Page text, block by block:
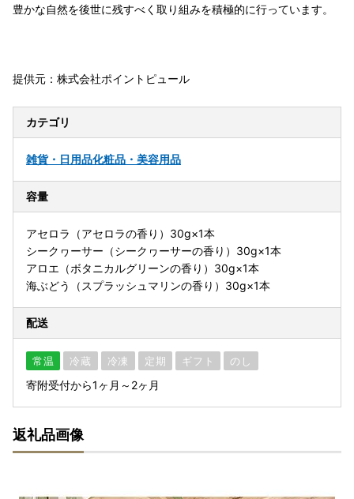
豊かな自然を後世に残すべく取り組みを積極的に行っています。
提供元：株式会社ポイントピュール
カテゴリ
雑貨・日用品化粧品・美容用品
容量
アセロラ（アセロラの香り）30g×1本
シークヮーサー（シークヮーサーの香り）30g×1本
アロエ（ボタニカルグリーンの香り）30g×1本
海ぶどう（スプラッシュマリンの香り）30g×1本
配送
常温 冷蔵 冷凍 定期 ギフト のし
寄附受付から1ヶ月～2ヶ月
返礼品画像